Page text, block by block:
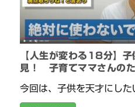
【人生が変わる18分】
見！ 子育てママさんの
今回は、子供を天才にし